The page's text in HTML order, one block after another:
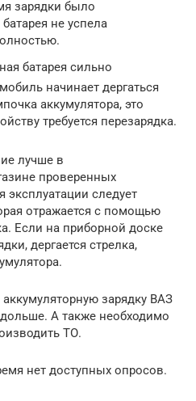
зарядки было
не успела
батарея сильно
начинает дергаться
аккумулятора, это
требуется перезарядка.
лучше в
проверенных
эксплуатации следует
отражается с помощью
Если на приборной доске
дергается стрелка,
зарядку ВАЗ
А также необходимо
ТО.
нет доступных опросов.